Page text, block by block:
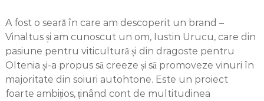
A fost o seară în care am descoperit un brand –
Vinaltus și am cunoscut un om, Iustin Urucu, care din
pasiune pentru viticultură și din dragoste pentru
Oltenia și-a propus să creeze și să promoveze vinuri în
majoritate din soiuri autohtone. Este un proiect
foarte ambițios, ținând cont de multitudinea